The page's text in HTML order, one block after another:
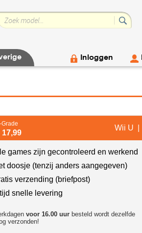
Inloggen
Grade
17,99
Wii U |
games zijn gecontroleerd en werkend
doosje (tenzij anders aangegeven)
verzending (briefpost)
snelle levering
voor 16.00 uur besteld wordt dezelfde
verzonden!